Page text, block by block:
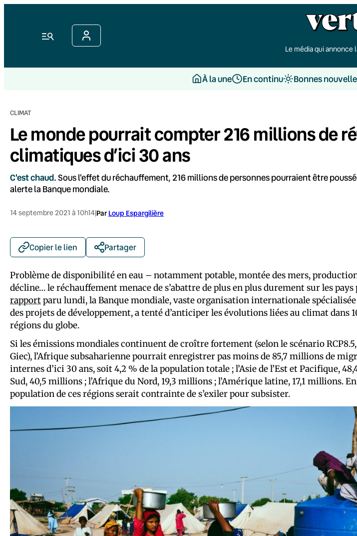
Menu
Le média qui annonce
À la une En continu Bonnes
CLIMAT
Le monde pourrait compter 216 millions de
climatiques d’ici 30 ans
C'est chaud.Sous l'effet du réchauffement, 216 millions de personnes pourraient être
alerte la Banque mondiale.
14 septembre 2021 à 10h14|Par Loup Espargilière
Copier le lien Partager
Problème de disponibilité en eau – notamment potable, montée des mers,
décline… le réchauffement menace de s’abattre de plus en plus durement sur les pays
rapportparu lundi, la Banque mondiale, vaste organisation internationale
des projets de développement, a tenté d’anticiper les évolutions liées au climat dans
régions du globe.
Si les émissions mondiales continuent de croître fortement (selon le scénario
Giec), l’Afrique subsaharienne pourrait enregistrer pas moins de 85,7 millions de
internes d’ici 30 ans, soit 4,2 % de la population totale ; l’Asie de l’Est et Pacifique,
Sud, 40,5 millions ; l’Afrique du Nord, 19,3 millions ; l’Amérique latine, 17,1 millions.
population de ces régions serait contrainte de s’exiler pour subsister.